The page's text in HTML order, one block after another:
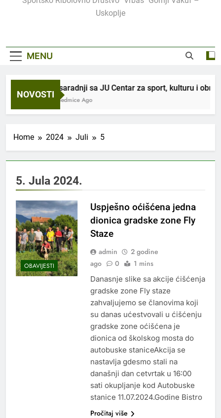
Uskoplje
MENU
NOVOSTI
U saradnji sa JU Centar za sport, kulturu i
3 Sedmice Ago
Home 2024 Juli 5
5. Jula 2024.
OBAVIJESTI
Uspješno oćišćena jedna
dionica gradske zone Fly
Staze
admin
2 godine
ago
0 1 mins
Danasnje slike sa akcije ćišćenja
gradske zone Fly staze
zahvaljujemo se članovima koji
su danas ućestvovali u ćišćenju
gradske zone oćišćena je
dionica od školskog mosta do
autobuske staniceAkcija se
nastavlja gdesmo stali na
današnji dan cetvrtak u 16:00
sati okupljanje kod Autobuske
stanice 11.07.2024.Godine Bistro
Pročitaj više